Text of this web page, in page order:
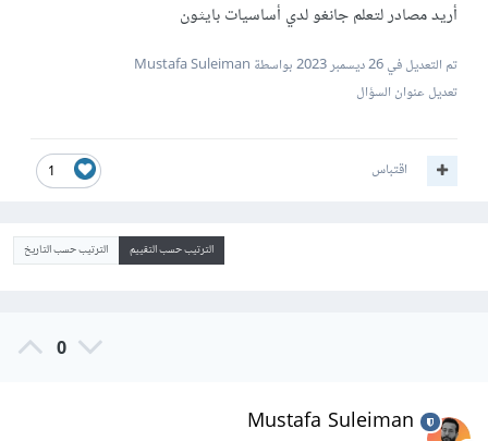
أريد مصادر لتعلم جانغو لدي أساسيات بايثون
تم التعديل في26 ديسمبر 2023
بواسطة Mustafa Suleiman
تعديل عنوان السؤال
1 اقتباس
الترتيب حسب التقييم الترتيب حسب التاريخ
0
Mustafa Suleiman